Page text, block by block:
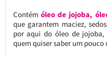
Contém óleo de jojoba,
que garantem maciez,
por aqui do óleo de
quem quiser saber um pouco